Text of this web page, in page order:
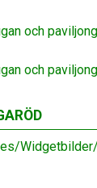
och
och